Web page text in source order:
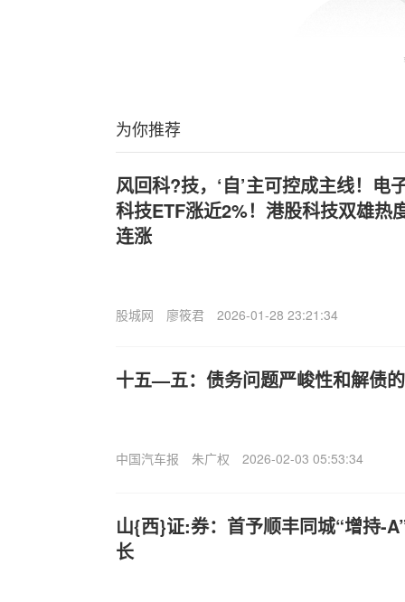
为你推荐
风回科?技，‘自’主可控成主线！电
科技ETF涨近2%！港股科技双雄热
连涨
股城网 廖筱君 2026-01-28 23:21:34
十五—五：债务问题严峻性和解债
中国汽车报 朱广权 2026-02-03 05:53:34
山{西}证:券：首予顺丰同城“增持-
长